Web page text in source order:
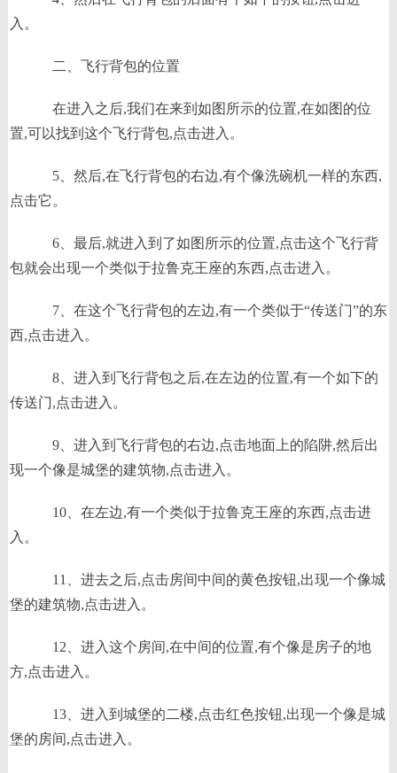
入。
二、飞行背包的位置
在进入之后,我们在来到如图所示的位置,在如图的位
置,可以找到这个飞行背包,点击进入。
5、然后,在飞行背包的右边,有个像洗碗机一样的东西,
点击它。
6、最后,就进入到了如图所示的位置,点击这个飞行背
包就会出现一个类似于拉鲁克王座的东西,点击进入。
7、在这个飞行背包的左边,有一个类似于“传送门”的东
西,点击进入。
8、进入到飞行背包之后,在左边的位置,有一个如下的
传送门,点击进入。
9、进入到飞行背包的右边,点击地面上的陷阱,然后出
现一个像是城堡的建筑物,点击进入。
10、在左边,有一个类似于拉鲁克王座的东西,点击进
入。
11、进去之后,点击房间中间的黄色按钮,出现一个像城
堡的建筑物,点击进入。
12、进入这个房间,在中间的位置,有个像是房子的地
方,点击进入。
13、进入到城堡的二楼,点击红色按钮,出现一个像是城
堡的房间,点击进入。